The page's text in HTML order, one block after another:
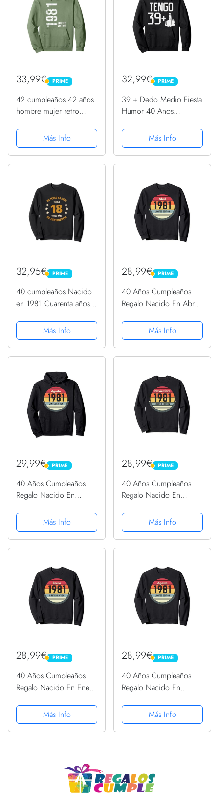
33,99€ PRIME
PRIME
42 cumpleaños 42 años
hombre mujer retro
Sudadera con Capucha
Más Info
32,99€ PRIME
PRIME
39 + Dedo Medio Fiesta
Humor 40 Anos
Sudadera con Capucha
Más Info
32,95€ PRIME
PRIME
40 cumpleaños Nacido
en 1981 Cuarenta años
SudaderaMás Info
28,99€ PRIME
PRIME
40 Años Cumpleaños
Regalo Nacido En Abril
Más Info
29,99€ PRIME
PRIME
40 Años Cumpleaños
Regalo Nacido En
Sudadera con Capucha
Más Info
28,99€ PRIME
PRIME
40 Años Cumpleaños
Regalo Nacido En
SudaderaMás Info
28,99€ PRIME
PRIME
40 Años Cumpleaños
Regalo Nacido En Enero
Más Info
28,99€ PRIME
PRIME
40 Años Cumpleaños
Regalo Nacido En
SudaderaMás Info